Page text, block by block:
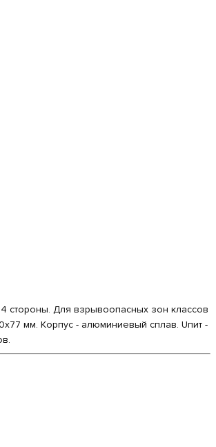
стороны. Для взрывоопасных зон классов
мм. Корпус - алюминиевый сплав. Uпит -